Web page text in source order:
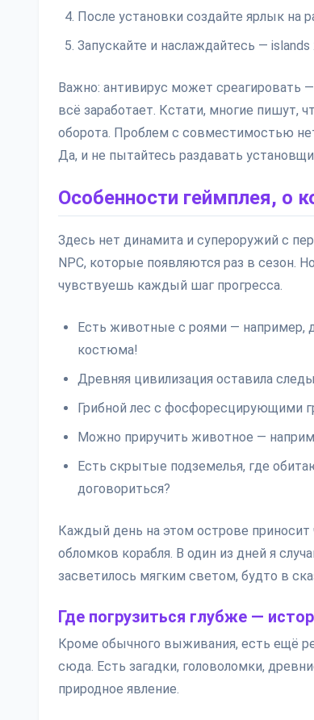
После установки создайте ярлык на
Запускайте и наслаждайтесь —
Важно: антивирус может среагировать
всё заработает. Кстати, многие пишут,
оборота. Проблем с совместимостью
Да, и не пытайтесь раздавать
Особенности геймплея, о
Здесь нет динамита и супероружий с
NPC, которые появляются раз в сезон.
чувствуешь каждый шаг прогресса.
Есть животные с роями — например,
костюма!
Древняя цивилизация оставила
Грибной лес с фосфоресцирующими
Можно приручить животное —
Есть скрытые подземелья, где
договориться?
Каждый день на этом острове приносит
обломков корабля. В один из дней я
засветилось мягким светом, будто в
Где погрузиться глубже —
Кроме обычного выживания, есть ещё
сюда. Есть загадки, головоломки,
природное явление.